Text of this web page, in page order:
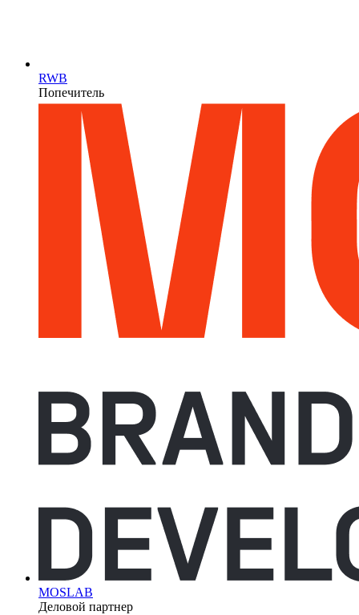
RWB
Попечитель
MOSLAB
Деловой партнер